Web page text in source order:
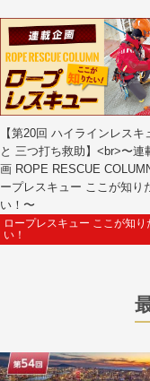
【第20回 ハイラインレスキ
と 三つ打ち救助】<br>〜連
画 ROPE RESCUE
ープレスキュー ここが知り
い！〜
ロープレスキュー ここが知り
い！